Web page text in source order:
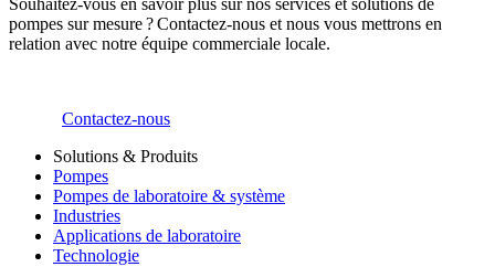
Souhaitez-vous en savoir plus sur nos services et solutions de
pompes sur mesure ? Contactez-nous et nous vous mettrons en
relation avec notre équipe commerciale locale.
Contactez-nous
Solutions & Produits
Pompes
Pompes de laboratoire & système
Industries
Applications de laboratoire
Technologie